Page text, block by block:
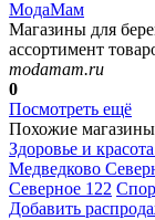
МодаМам
Магазины для
ассортимент
modamam.ru
0
Посмотреть ещё
Похожие
Здоровье и
Медведково
Северное 122
Добавить